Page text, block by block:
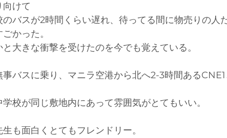
けて
バスが2時間くらい遅れ、待ってる間に物売りの人
かった。
大きな衝撃を受けたのを今でも覚えている。
バスに乗り、マニラ空港から北へ2-3時間ある
校が同じ敷地内にあって雰囲気がとてもいい。
も面白くとてもフレンドリー。